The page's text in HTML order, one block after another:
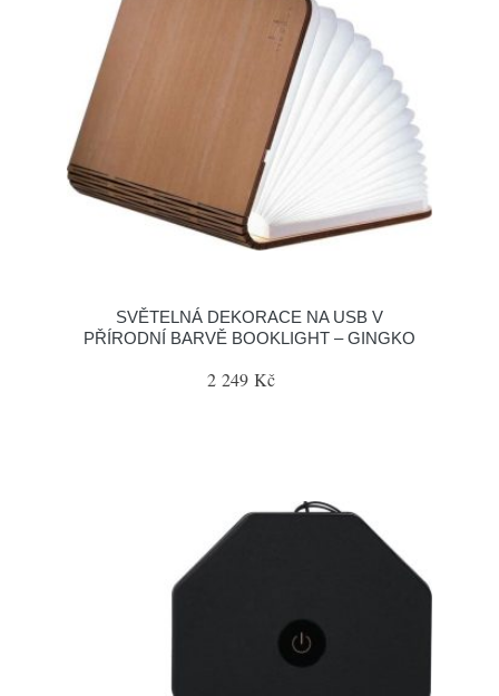
SVĚTELNÁ DEKORACE NA USB V
PŘÍRODNÍ BARVĚ BOOKLIGHT – GINGKO
2 249 Kč